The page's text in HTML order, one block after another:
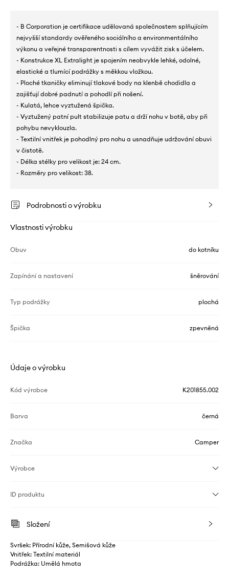
- B Corporation je certifikace udělovaná společnostem splňujícím
nejvyšší standardy ověřeného sociálního a environmentálního
výkonu a veřejné transparentnosti s cílem vyvážit zisk s účelem.
- Konstrukce XL Extralight je spojením neobvykle lehké, odolné,
elastické a tlumící podrážky s měkkou vložkou.
- Ploché tkaničky eliminují tlakové body na klenbě chodidla a
zajišťují dobré padnutí a pohodlí při nošení.
- Kulatá, lehce vyztužená špička.
- Vyztužený patní pult stabilizuje patu a drží nohu v botě, aby při
pohybu nevyklouzla.
- Textilní vnitřek je pohodlný pro nohu a usnadňuje udržování obuvi
v čistotě.
- Délka stélky pro velikost je: 24 cm.
- Rozměry pro velikost: 38.
Podrobnosti o výrobku
Vlastnosti výrobku
Obuv do kotníku
Zapínání a nastavení šněrování
Typ podrážky plochá
Špička zpevněná
Údaje o výrobku
Kód výrobce K201855.002
Barva černá
Značka Camper
Výrobce
ID produktu
Složení
Svršek: Přírodní kůže, Semišová kůže
Vnitřek: Textilní materiál
Podrážka: Umělá hmota